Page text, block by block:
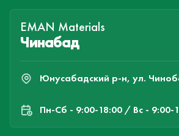
EMAN Materials
Чинабад
Юнусабадский р-н, ул.
Пн-Cб - 9:00-18:00 / Вс - 9:00-